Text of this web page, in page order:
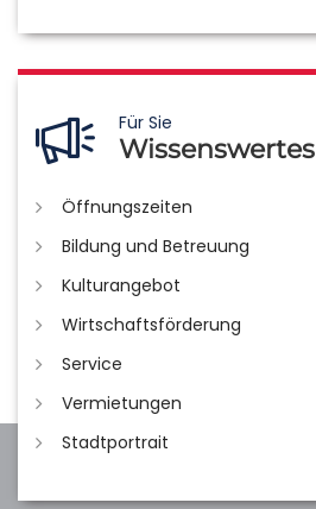
Für Sie
Wissenswertes
Öffnungszeiten
Bildung und Betreuung
Kulturangebot
Wirtschaftsförderung
Service
Vermietungen
Stadtportrait